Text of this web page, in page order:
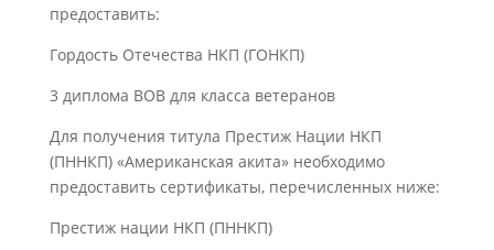
предоставить:
Гордость Отечества НКП (ГОНКП)
3 диплома ВОВ для класса ветеранов
Для получения титула Престиж Нации НКП
(ПННКП) «Американская акита» необходимо
предоставить сертификаты, перечисленных ниже:
Престиж нации НКП (ПННКП)